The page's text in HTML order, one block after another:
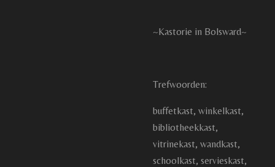
~Kastorie in Bolsward~
Trefwoorden:
buffetkast, winkelkast,
bibliotheekkast,
vitrinekast, wandkast,
schoolkast, servieskast,